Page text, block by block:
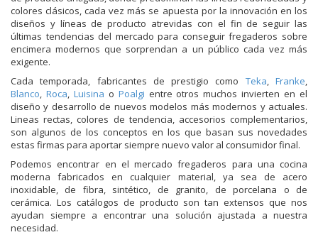
colores clásicos, cada vez más se apuesta por la innovación en los
diseños y líneas de producto atrevidas con el fin de seguir las
últimas tendencias del mercado para conseguir fregaderos sobre
encimera modernos que sorprendan a un público cada vez más
exigente.
Cada temporada, fabricantes de prestigio como Teka,Franke,
Blanco, Roca, Luisina o Poalgi entre otros muchos invierten en el
diseño y desarrollo de nuevos modelos más modernos y actuales.
Lineas rectas, colores de tendencia, accesorios complementarios,
son algunos de los conceptos en los que basan sus novedades
estas firmas para aportar siempre nuevo valor al consumidor final.
Podemos encontrar en el mercado fregaderos para una cocina
moderna fabricados en cualquier material, ya sea de acero
inoxidable, de fibra, sintético, de granito, de porcelana o de
cerámica. Los catálogos de producto son tan extensos que nos
ayudan siempre a encontrar una solución ajustada a nuestra
necesidad.